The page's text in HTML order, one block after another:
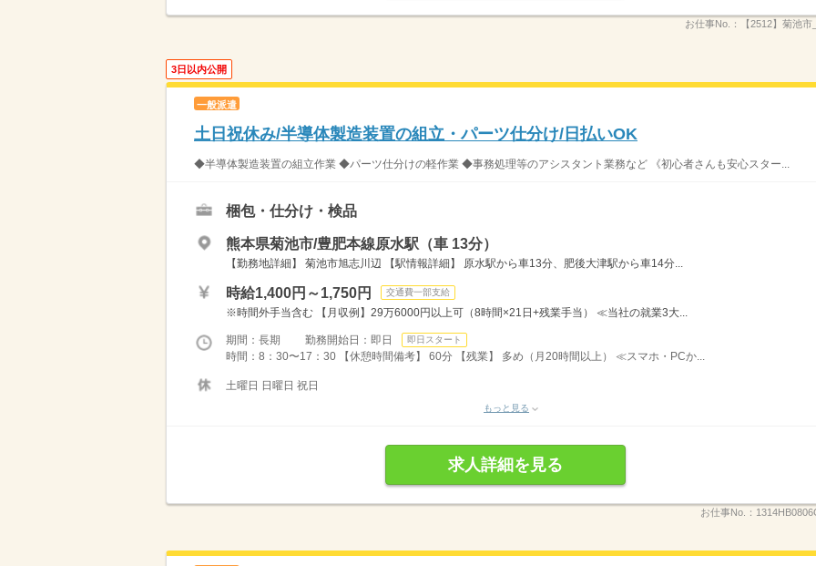
お仕事No.： 【2512】菊池
3日以内公開
一般派遣
土日祝休み/半導体製造装置の組立・パーツ仕分け/日払いOK
◆半導体製造装置の組立作業 ◆パーツ仕分けの軽作業 ◆事務処理等のアシスタント業務など 《初心者さんも安心スター...
梱包・仕分け・検品
熊本県菊池市/豊肥本線原水駅（車 13分）
【勤務地詳細】 菊池市旭志川辺 【駅情報詳細】 原水駅から車13分、肥後大津駅から車14分...
時給1,400円～1,750円 交通費一部支給
※時間外手当含む 【月収例】29万6000円以上可（8時間×21日+残業手当） ≪当社の就業3大...
期間：長期 勤務開始日：即日 即日スタート
時間：8：30〜17：30 【休憩時間備考】 60分 【残業】 多め（月20時間以上） ≪スマホ・PCか...
土曜日 日曜日 祝日
もっと見る
求人詳細を見る
お仕事No.：